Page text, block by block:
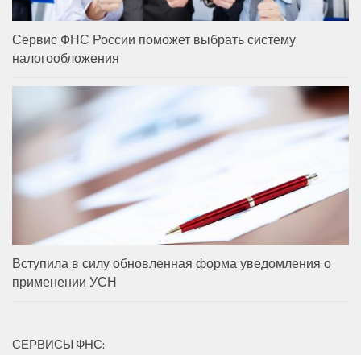
Сервис ФНС России поможет выбрать систему
налогообложения
Вступила в силу обновленная форма уведомления о
применении УСН
СЕРВИСЫ ФНС: